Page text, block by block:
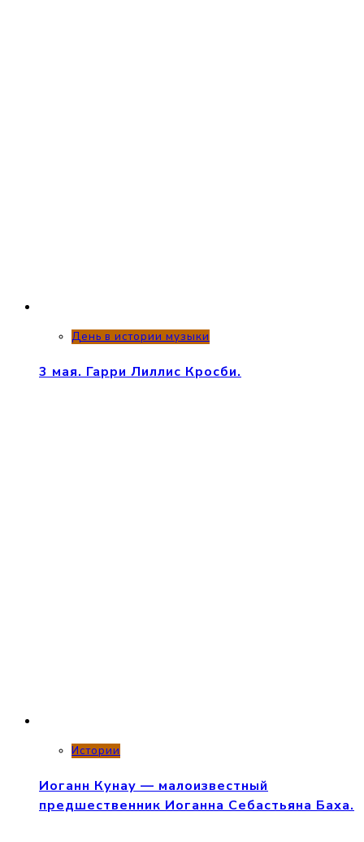
День в истории музыки
3 мая. Гарри Лиллис Кросби.
Истории
Иоганн Кунау — малоизвестный
предшественник Иоганна Себастьяна Баха.